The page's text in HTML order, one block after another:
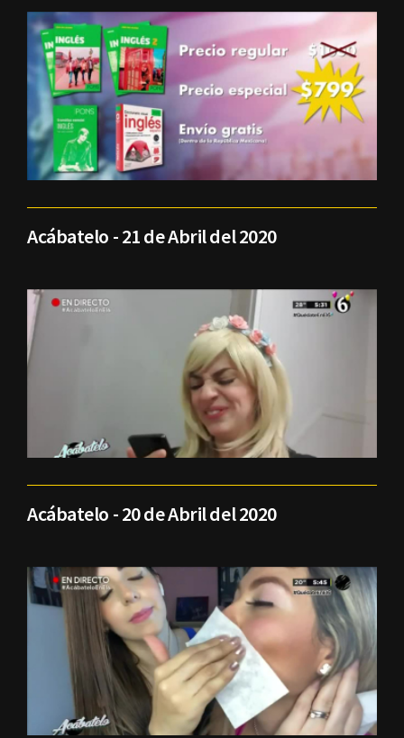
Acábatelo - 21 de Abril del 2020
Acábatelo - 20 de Abril del 2020